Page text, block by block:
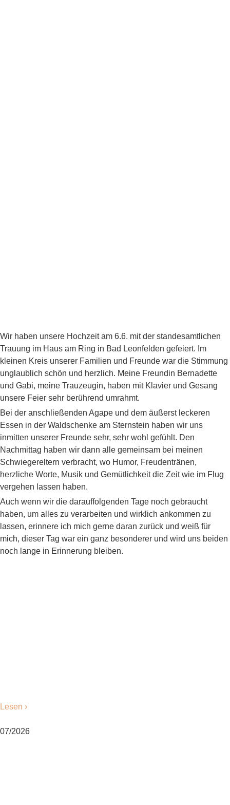
Wir haben unsere Hochzeit am 6.6. mit der standesamtlichen
Trauung im Haus am Ring in Bad Leonfelden gefeiert. Im
kleinen Kreis unserer Familien und Freunde war die Stimmung
unglaublich schön und herzlich. Meine Freundin Bernadette
und Gabi, meine Trauzeugin, haben mit Klavier und Gesang
unsere Feier sehr berührend umrahmt.
Bei der anschließenden Agape und dem äußerst leckeren
Essen in der Waldschenke am Sternstein haben wir uns
inmitten unserer Freunde sehr, sehr wohl gefühlt. Den
Nachmittag haben wir dann alle gemeinsam bei meinen
Schwiegereltern verbracht, wo Humor, Freudentränen,
herzliche Worte, Musik und Gemütlichkeit die Zeit wie im Flug
vergehen lassen haben.
Auch wenn wir die darauffolgenden Tage noch gebraucht
haben, um alles zu verarbeiten und wirklich ankommen zu
lassen, erinnere ich mich gerne daran zurück und weiß für
mich, dieser Tag war ein ganz besonderer und wird uns beiden
noch lange in Erinnerung bleiben.
Lesen ›
07/2026